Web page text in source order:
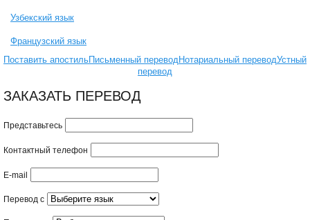
Узбекский язык
Французский язык
Поставить апостильПисьменный переводНотариальный переводУстный
перевод
ЗАКАЗАТЬ ПЕРЕВОД
Представьтесь
Контактный телефон
E-mail
Перевод с